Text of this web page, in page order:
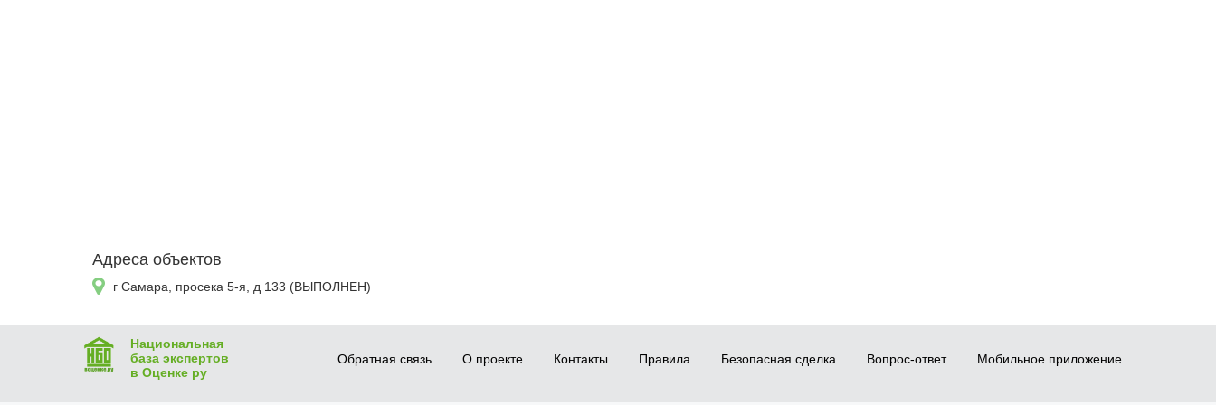
Адреса объектов
г Самара, просека 5-я, д 133 (ВЫПОЛНЕН)
Национальная
база экспертов
в Оценке ру
Обратная связь О проекте Контакты Правила Безопасная сделка Вопрос-ответ Мобильное приложение